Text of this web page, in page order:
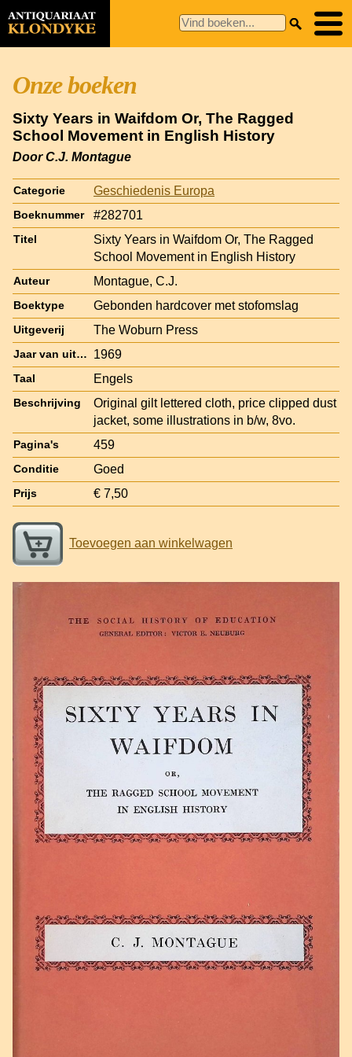
Onze boeken
Sixty Years in Waifdom Or, The Ragged
School Movement in English History
Door C.J. Montague
Categorie Geschiedenis Europa
Boeknummer #282701
Titel
Sixty Years in Waifdom Or, The Ragged
School Movement in English History
Auteur Montague, C.J.
Boektype Gebonden hardcover met stofomslag
Uitgeverij The Woburn Press
Jaar van uitgave 1969
Taal Engels
Beschrijving
Original gilt lettered cloth, price clipped dust
jacket, some illustrations in b/w, 8vo.
Pagina's 459
Conditie Goed
Prijs € 7,50
Toevoegen aan winkelwagen